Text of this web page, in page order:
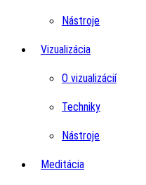
Nástroje
Vizualizácia
O vizualizácií
Techniky
Nástroje
Meditácia